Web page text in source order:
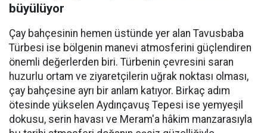
büyülüyor
Çay bahçesinin hemen üstünde yer alan Tavusbaba
Türbesi ise bölgenin manevi atmosferini güçlendiren
önemli değerlerden biri. Türbenin çevresini saran
huzurlu ortam ve ziyaretçilerin uğrak noktası olması,
çay bahçesine ayrı bir anlam katıyor. Birkaç adım
ötesinde yükselen Aydınçavuş Tepesi ise yemyeşil
dokusu, serin havası ve Meram'a hâkim manzarasıyla